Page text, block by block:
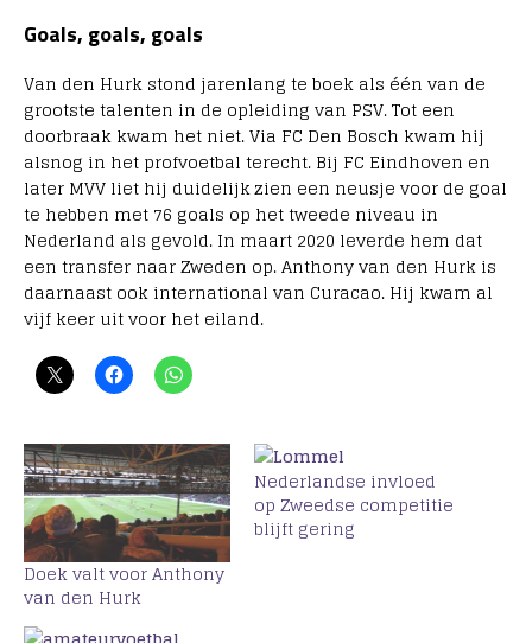
Goals, goals, goals
Van den Hurk stond jarenlang te boek als één van de
grootste talenten in de opleiding van PSV. Tot een
doorbraak kwam het niet. Via FC Den Bosch kwam hij
alsnog in het profvoetbal terecht. Bij FC Eindhoven en
later MVV liet hij duidelijk zien een neusje voor de goal
te hebben met 76 goals op het tweede niveau in
Nederland als gevold. In maart 2020 leverde hem dat
een transfer naar Zweden op. Anthony van den Hurk is
daarnaast ook international van Curacao. Hij kwam al
vijf keer uit voor het eiland.
Doek valt voor Anthony
van den Hurk
Nederlandse invloed
op Zweedse competitie
blijft gering